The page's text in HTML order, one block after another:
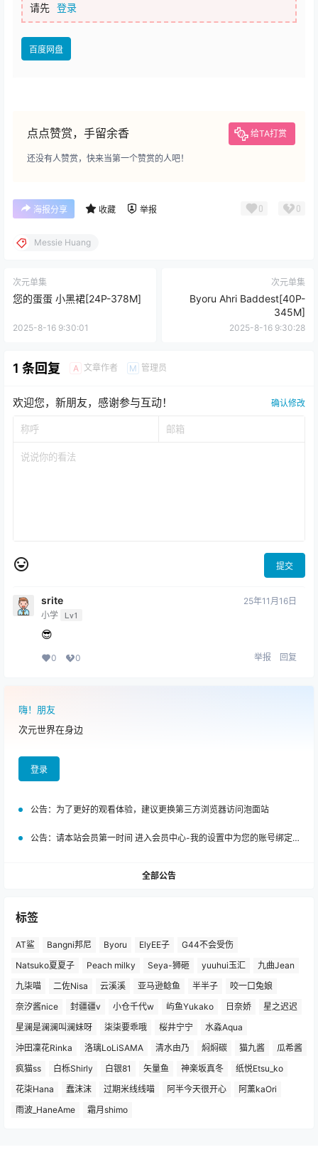
请先 登录
百度网盘
点点赞赏，手留余香 给TA打赏
还没有人赞赏，快来当第一个赞赏的人吧！
海报分享 收藏 举报 0 0
Messie Huang
次元单集
您的蛋蛋 小黑裙[24P-378M]
2025-8-16 9:30:01
次元单集
Byoru Ahri Baddest[40P-
345M]
2025-8-16 9:30:28
1 条回复 A 文章作者 M 管理员
欢迎您，新朋友，感谢参与互动！ 确认修改
提交
srite
小学 Lv1
25年11月16日
😎
0 0 举报 回复
嗨！朋友
次元世界在身边
登录
公告： 为了更好的观看体验，建议更换第三方浏览器访问泡面站
公告： 请本站会员第一时间 进入会员中心-我的设置中为您的账号绑定邮箱!
全部公告
标签
AT鲨 Bangni邦尼 Byoru ElyEE子
G44不会受伤
Natsuko夏夏子
Peach milky Seya-狮砸 yuuhui玉汇
九曲Jean
九柒喵
二佐Nisa 云溪溪 亚马逊鲶鱼 半半子
咬一口兔娘
奈汐酱nice
封疆疆v 小仓千代w 屿鱼Yukako 日奈娇
星之迟迟
星澜是澜澜叫澜妹呀
柒柒要乖哦 桜井宁宁
水淼Aqua
沖田凜花Rinka
洛璃LoLiSAMA 清水由乃 焖焖碳 猫九酱
瓜希酱
疯猫ss
白栎Shirly 白银81 矢量鱼 神楽坂真冬
纸悦Etsu_ko
花柒Hana
蠢沫沫 过期米线线喵 阿半今天很开心
阿薰kaOri
雨波_HaneAme
霜月shimo